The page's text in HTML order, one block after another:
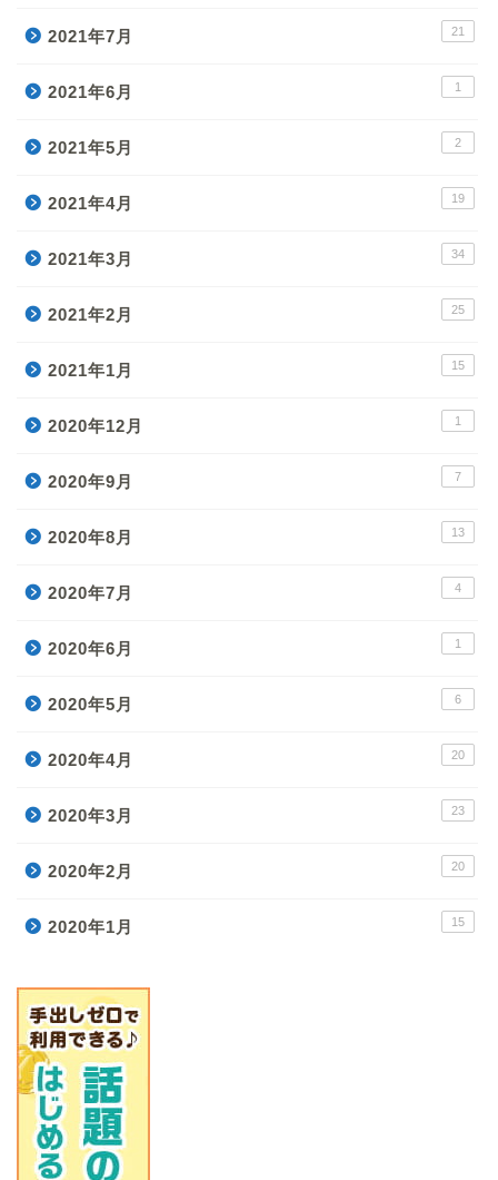
2021年7月 21
2021年6月 1
2021年5月 2
2021年4月 19
2021年3月 34
2021年2月 25
2021年1月 15
2020年12月 1
2020年9月 7
2020年8月 13
2020年7月 4
2020年6月 1
2020年5月 6
2020年4月 20
2020年3月 23
2020年2月 20
2020年1月 15